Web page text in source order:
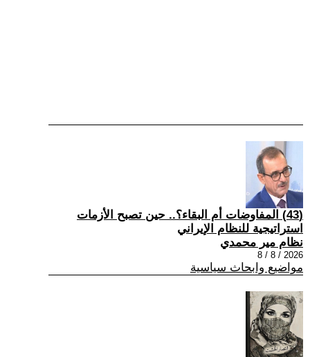
(43) المفاوضات أم البقاء؟.. حين تصبح الأزمات
استراتيجية للنظام الإيراني
نظام مير محمدي
2026 / 8 / 8
مواضيع وابحاث سياسية